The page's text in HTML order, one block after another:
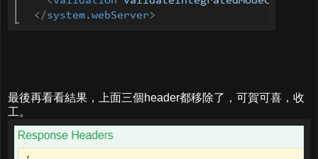
最後再看看結果，上面三個header都移除了，可賀可喜，收
工。